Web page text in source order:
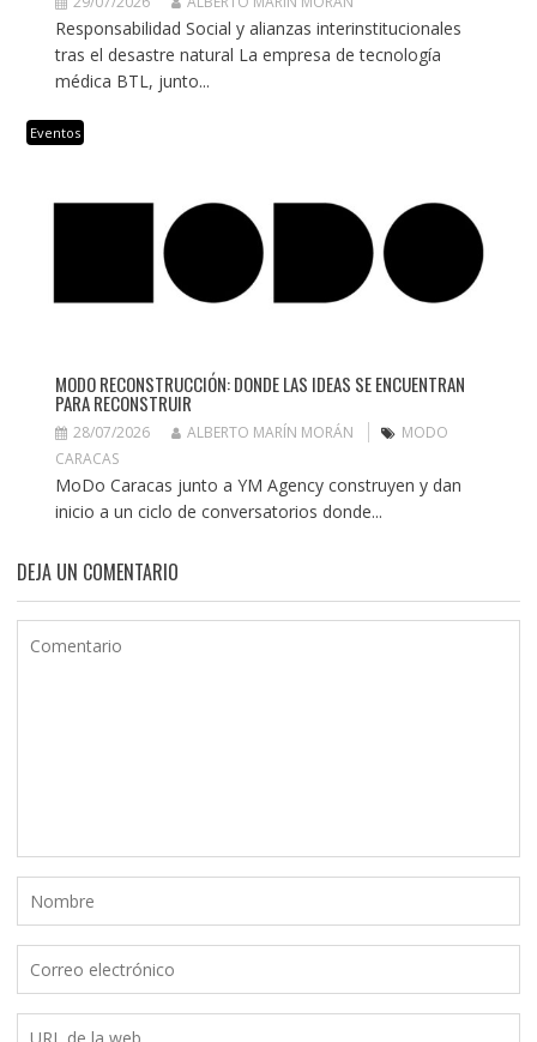
Responsabilidad Social y alianzas interinstitucionales
tras el desastre natural La empresa de tecnología
médica BTL, junto...
Eventos
MODO RECONSTRUCCIÓN: DONDE LAS IDEAS SE ENCUENTRAN
PARA RECONSTRUIR
28/07/2026 ALBERTO MARÍN MORÁN
MODO
CARACAS
MoDo Caracas junto a YM Agency construyen y dan
inicio a un ciclo de conversatorios donde...
DEJA UN COMENTARIO